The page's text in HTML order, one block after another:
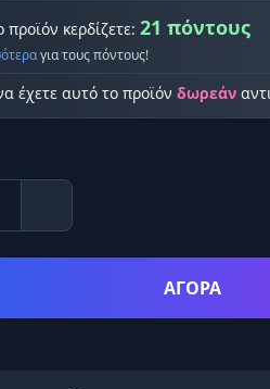
κερδίζετε: 21 πόντους
για τους πόντους!
έχετε αυτό το προϊόν δωρεάν
ΑΓΟΡΑ